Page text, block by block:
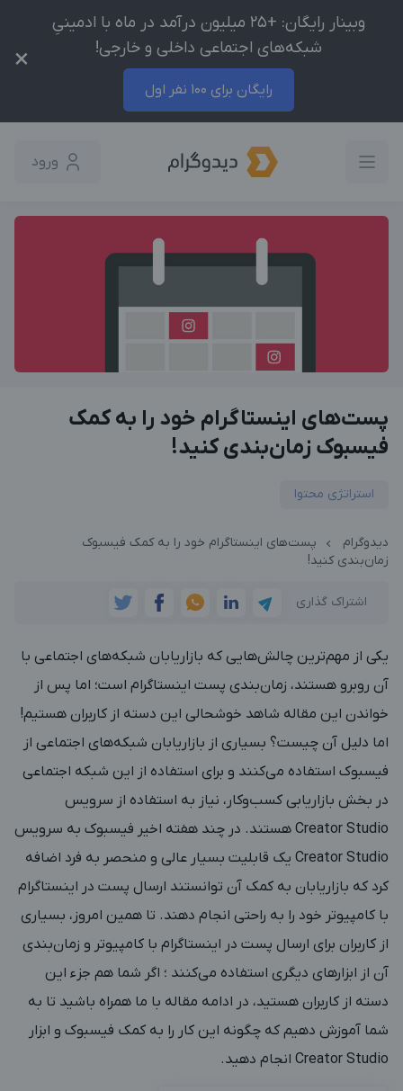
وبینار رایگان: +25 میلیون درآمد در ماه با ادمینیِ
شبکه‌های اجتماعی داخلی و خارجی!
رایگان برای 100 نفر اول
×
ورود
پست‌های اینستاگرام خود را به کمک
فیسبوک زمان‌بندی کنید!
استراتژی محتوا
دیدوگرام
پست‌های اینستاگرام خود را به کمک فیسبوک
زمان‌بندی کنید!
اشتراک گذاری
یکی از مهم‌ترین چالش‌هایی که بازاریابان شبکه‌های اجتماعی با
آن روبرو هستند، زمان‌بندی پست اینستاگرام است؛ اما پس از
خواندن این مقاله شاهد خوشحالی این دسته از کاربران هستیم!
اما دلیل آن چیست؟ بسیاری از بازاریابان شبکه‌های اجتماعی از
فیسبوک استفاده می‌کنند و برای استفاده از این شبکه‌ اجتماعی
در بخش بازاریابی کسب‌وکار، نیاز به استفاده از سرویس
Creator Studio هستند. در چند هفته اخیر فیسبوک به سرویس
Creator Studio یک قابلیت بسیار عالی و منحصر به فرد اضافه
کرد که بازاریابان به کمک آن توانستند ارسال پست در اینستاگرام
با کامپیوتر خود را به راحتی انجام دهند. تا همین امروز، بسیاری
از کاربران برای ارسال پست در اینستاگرام با کامپیوتر و زمان‌بندی
آن از ابزارهای دیگری استفاده می‌کنند ؛ اگر شما هم جزء این
دسته از کاربران هستید، در ادامه مقاله با ما همراه باشید تا به
شما آموزش دهیم که چگونه این کار را به کمک فیسبوک و ابزار
Creator Studio انجام دهید.